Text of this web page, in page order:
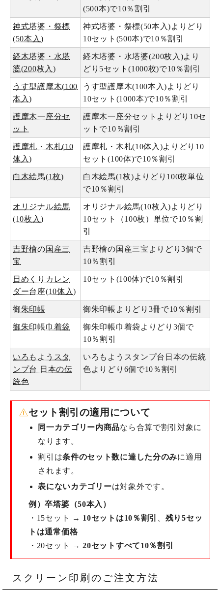
(500本)で10％割引
神式塔婆・祭標
(50本入)
神式塔婆・祭標(50本入)よりどり
10セット(500本)で10％割引
経木塔婆・水塔
婆(200枚入)
経木塔婆・水塔婆(200枚入)より
どり5セット(1000枚)で10％割引
うす型護摩木(100
本入)
うす型護摩木(100本入)よりどり
10セット(1000本)で10％割引
護摩木一座分セ
ット
護摩木一座分セットよりどり10セ
ットで10％割引
護摩札・木札(10
体入)
護摩札・木札(10体入)よりどり10
セット(100体)で10％割引
白木絵馬(1枚)
白木絵馬(1枚)よりどり100枚単位
で10％割引
オリジナル絵馬
(10枚入)
オリジナル絵馬(10枚入)よりどり
10セット（100枚）単位で10％割
引
吉野檜の国産三
宝
吉野檜の国産三宝よりどり3個で
10％割引
日めくりカレン
ダー台座(10体入)
10セット(100体)で10％割引
御朱印帳 御朱印帳よりどり3冊で10％割引
御朱印帳巾着袋
御朱印帳巾着袋よりどり3個で
10％割引
いろもようスタ
ンプ台 日本の伝
統色
いろもようスタンプ台日本の伝統
色よりどり6個で10％割引
セット割引の適用について
同一カテゴリー内商品なら合算で割引対象に
なります。
割引は条件のセット数に達した分のみに適用
されます。
表にないカテゴリーは対象外です。
例）卒塔婆（50本入）
・15セット → 10セットは10％割引
残り5セッ
トは通常価格
・20セット →20セットすべて10％割引
スクリーン印刷のご注文方法